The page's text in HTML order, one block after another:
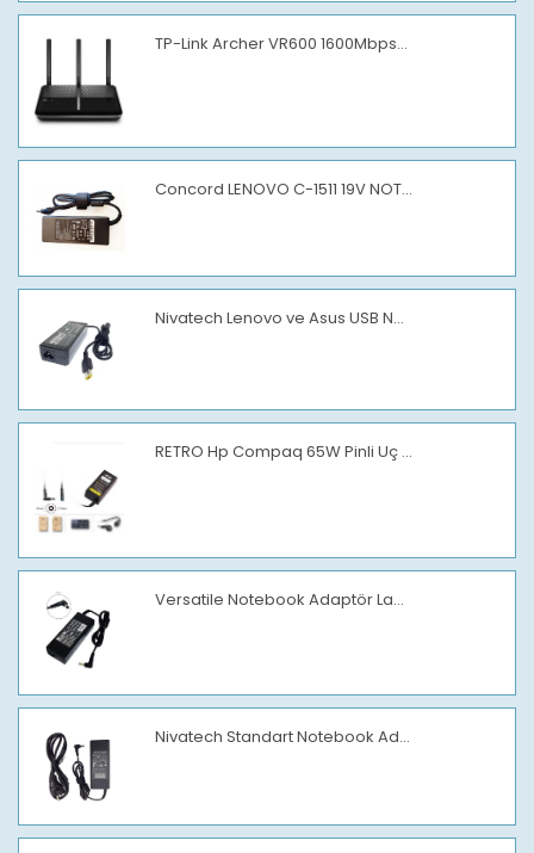
TP-Link Archer VR600 1600Mbps...
Concord LENOVO C-1511 19V NOT...
Nivatech Lenovo ve Asus USB N...
RETRO Hp Compaq 65W Pinli Uç ...
Versatile Notebook Adaptör La...
Nivatech Standart Notebook Ad...